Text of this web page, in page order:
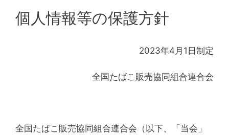
個人情報等の保護方針
2023年4月1日制定
全国たばこ販売協同組合連合会
全国たばこ販売協同組合連合会（以下、「当会」